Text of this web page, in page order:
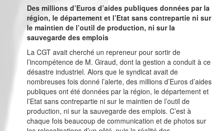
Des millions d’Euros d’aides publiques données par la
région, le département et l’Etat sans contrepartie ni sur
le maintien de l’outil de production, ni sur la
sauvegarde des emplois
La CGT avait cherché un repreneur pour sortir de
l’incompétence de M. Giraud, dont la gestion a conduit à ce
désastre industriel. Alors que le syndicat avait de
nombreuses fois donné l’alerte, des millions d’Euros d’aides
publiques ont été données par la région, le département et
l’Etat sans contrepartie ni sur le maintien de l’outil de
production, ni sur la sauvegarde des emplois. C’est à
chaque fois beaucoup de communication et de photos sur